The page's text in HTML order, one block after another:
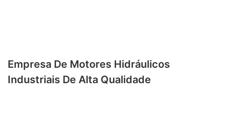
Empresa De Motores Hidráulicos
Industriais De Alta Qualidade